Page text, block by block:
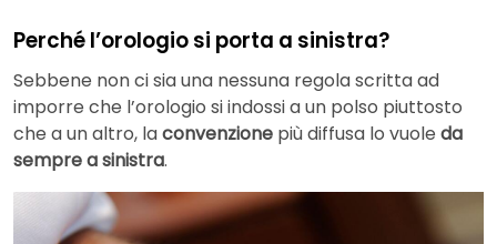
Perché l’orologio si porta a sinistra?
Sebbene non ci sia una nessuna regola scritta ad
imporre che l’orologio si indossi a un polso piuttosto
che a un altro, laconvenzione più diffusa lo vuole da
sempre a sinistra.